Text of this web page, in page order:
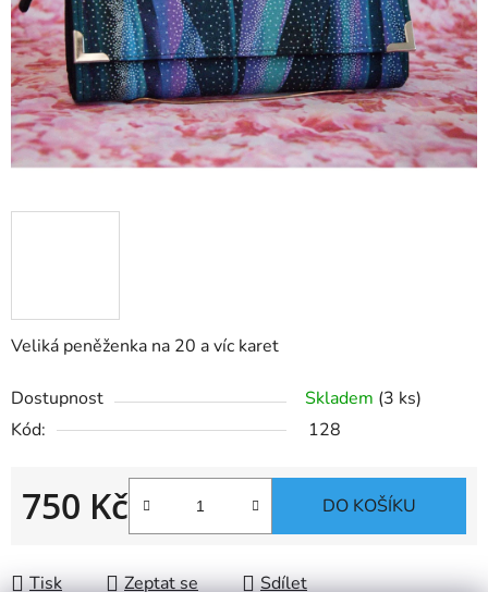
Veliká peněženka na 20 a víc karet
Dostupnost Skladem (3 ks)
Kód:
128
750 Kč DO KOŠÍKU
Tisk Zeptat se Sdílet
hvězdiček.